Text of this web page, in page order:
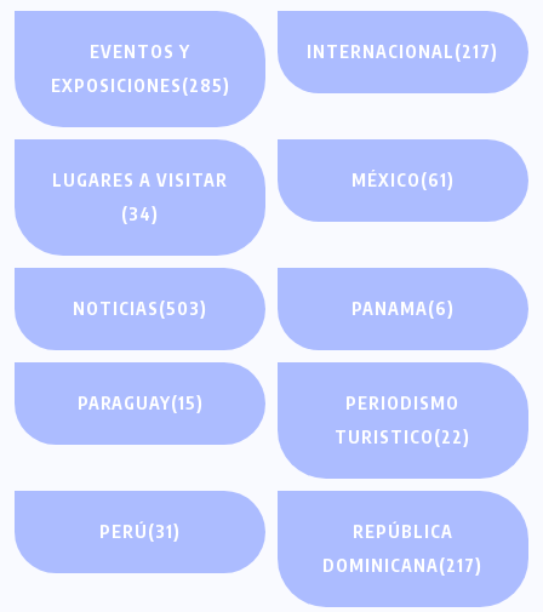
EVENTOS Y
EXPOSICIONES(285)
INTERNACIONAL(217)
LUGARES A VISITAR
(34)
MÉXICO(61)
NOTICIAS(503) PANAMA(6)
PARAGUAY(15)
PERIODISMO
TURISTICO(22)
PERÚ(31)
REPÚBLICA
DOMINICANA(217)